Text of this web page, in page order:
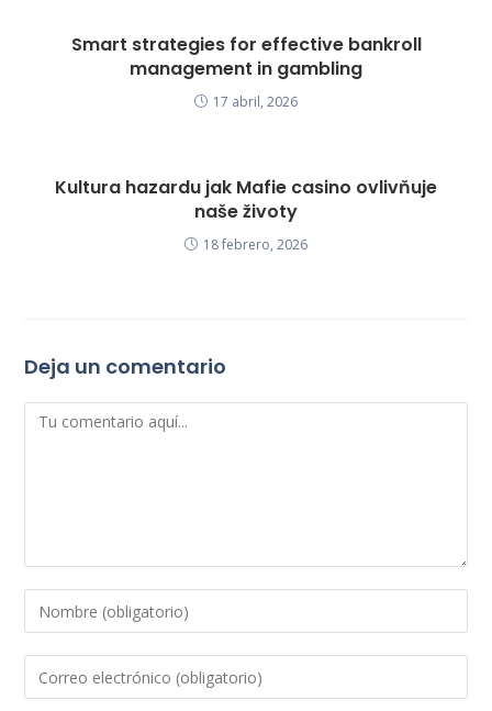
Smart strategies for effective bankroll
management in gambling
17 abril, 2026
Kultura hazardu jak Mafie casino ovlivňuje
naše životy
18 febrero, 2026
Deja un comentario
Comentario
Introduce
tu
nombre
Introduce
tu